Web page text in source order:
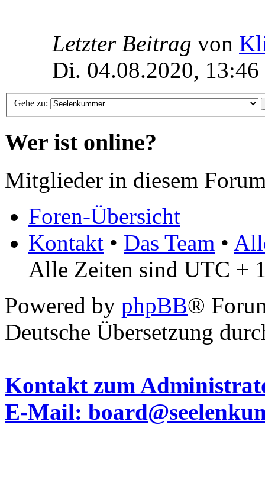
Letzter Beitrag von
Di. 04.08.2020, 13:46
Gehe zu:
Wer ist online?
Mitglieder in diesem
Foren-Übersicht
Kontakt • Das Team •
Alle Zeiten sind UTC +
Powered by phpBB®
Deutsche Übersetzung
Kontakt zum
E-Mail: